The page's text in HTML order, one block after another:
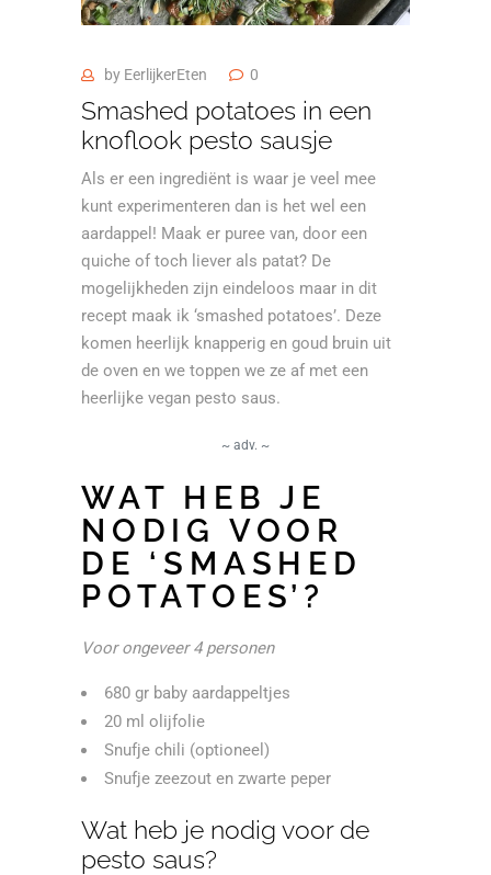
by EerlijkerEten 0
Smashed potatoes in een
knoflook pesto sausje
Als er een ingrediënt is waar je veel mee
kunt experimenteren dan is het wel een
aardappel! Maak er puree van, door een
quiche of toch liever als patat? De
mogelijkheden zijn eindeloos maar in dit
recept maak ik ‘smashed potatoes’. Deze
komen heerlijk knapperig en goud bruin uit
de oven en we toppen we ze af met een
heerlijke vegan pesto saus.
~ adv. ~
WAT HEB JE
NODIG VOOR
DE ‘SMASHED
POTATOES’?
Voor ongeveer 4 personen
680 gr baby aardappeltjes
20 ml olijfolie
Snufje chili (optioneel)
Snufje zeezout en zwarte peper
Wat heb je nodig voor de
pesto saus?